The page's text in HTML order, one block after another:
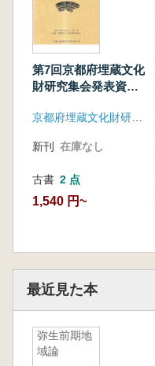
第7回京都府埋蔵文化
財研究集会発表資料
京都府埋蔵文化財研究会
新刊 在庫なし
古書 2 点
1,540 円~
最近見た本
弥生前期地
域論